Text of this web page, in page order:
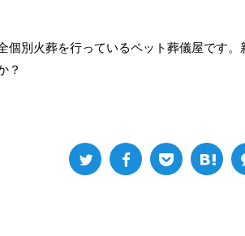
個別火葬を行っているペット葬儀屋です
？